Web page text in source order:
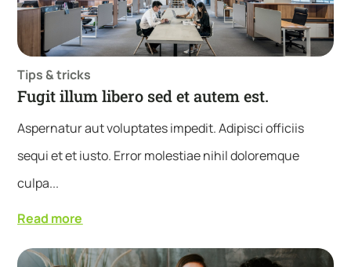
Tips & tricks
Fugit illum libero sed et autem est.
Aspernatur aut voluptates impedit. Adipisci officiis
sequi et et iusto. Error molestiae nihil doloremque
culpa...
Read more